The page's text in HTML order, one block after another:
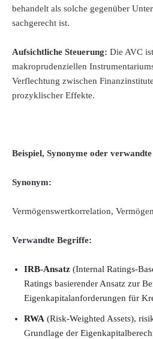
behandelt als solche gegenüber
sachgerecht ist.
Aufsichtliche Steuerung: Die AVC
makroprudenziellen
Verflechtung zwischen
prozyklischer Effekte.
Beispiel, Synonyme oder
Synonym:
Vermögenswertkorrelation,
Verwandte Begriffe:
IRB-Ansatz (Internal Ratings-
Ratings basierender Ansatz zur
Eigenkapitalanforderungen für
RWA (Risk-Weighted Assets),
Grundlage der